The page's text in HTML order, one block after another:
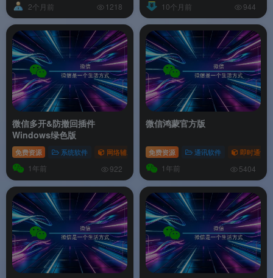
2个月前 1218 10个月前 944
微信多开&防撤回插件
Windows绿色版
免费资源 系统软件 网络辅助
1年前 922
微信鸿蒙官方版
免费资源 通讯软件 即时通讯
1年前 5404